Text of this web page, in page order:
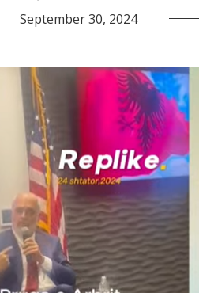
September 30, 2024